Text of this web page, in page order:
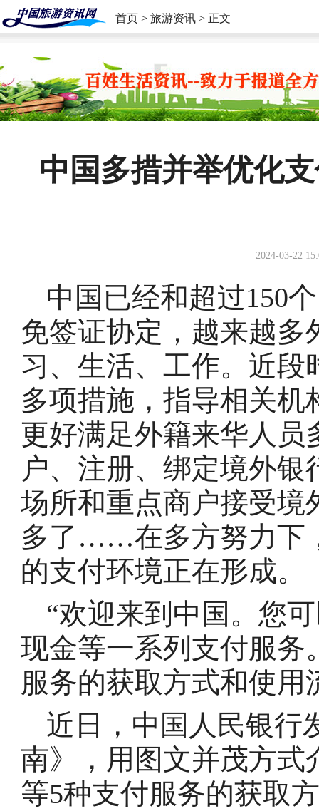
首页 > 旅游资讯 > 正文
中国多措并举优化
2024-03-22
中国已经和超过150
免签证协定，越来越多
习、生活、工作。近
多项措施，指导相关
更好满足外籍来华人
户、注册、绑定境外
场所和重点商户接受境
多了……在多方努力下
的支付环境正在形成。
“欢迎来到中国。您
现金等一系列支付服务
服务的获取方式和使
近日，中国人民银行
南》，用图文并茂方式
等5种支付服务的获取